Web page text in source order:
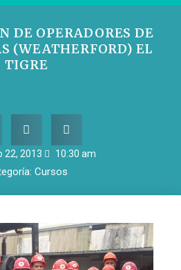
DE OPERADORES DE
(WEATHERFORD) EL
TIGRE
22, 2013 10:30 am
Cursos